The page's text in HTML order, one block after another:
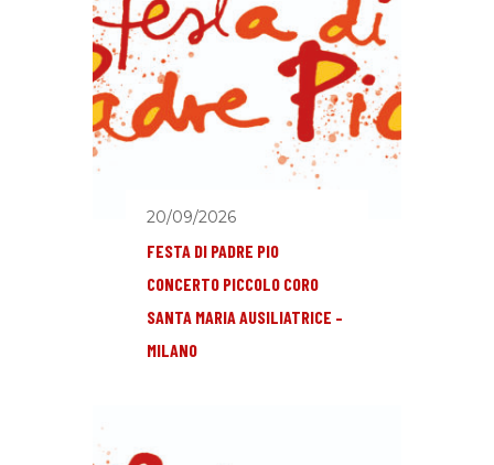
20/09/2026
FESTA DI PADRE PIO
CONCERTO PICCOLO CORO
SANTA MARIA AUSILIATRICE –
MILANO